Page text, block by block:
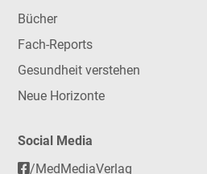
Bücher
Fach-Reports
Gesundheit verstehen
Neue Horizonte
Social Media
/MedMediaVerlag